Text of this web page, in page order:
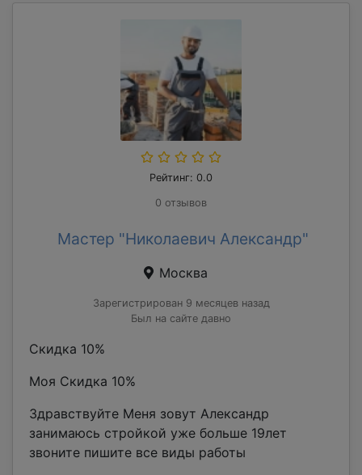
Рейтинг: 0.0
0 отзывов
Мастер "Николаевич Александр"
Москва
Зарегистрирован 9 месяцев назад
Был на сайте давно
Скидка 10%
Моя Скидка 10%
Здравствуйте Меня зовут Александр
занимаюсь стройкой уже больше 19лет
звоните пишите все виды работы